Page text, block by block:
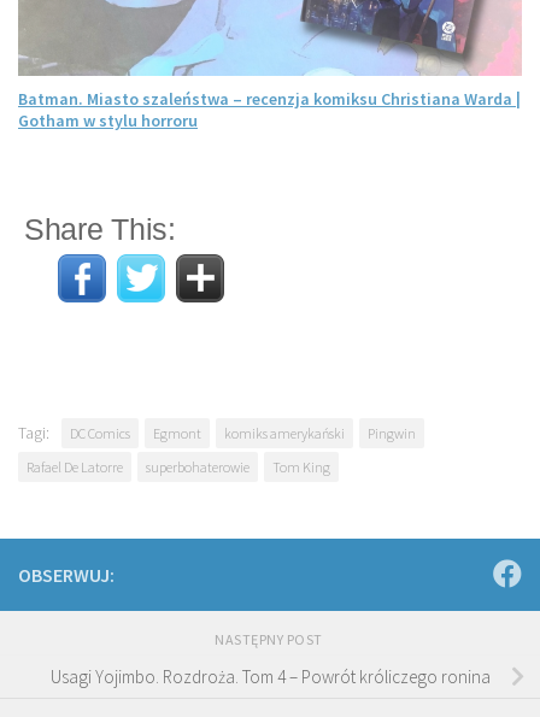
Batman. Miasto szaleństwa – recenzja komiksu Christiana Warda |
Gotham w stylu horroru
Share This:
Tagi: DC Comics Egmont komiks amerykański
Pingwin
Rafael De Latorre
superbohaterowie Tom King
OBSERWUJ:
NASTĘPNY POST
Usagi Yojimbo. Rozdroża. Tom 4 – Powrót króliczego ronina